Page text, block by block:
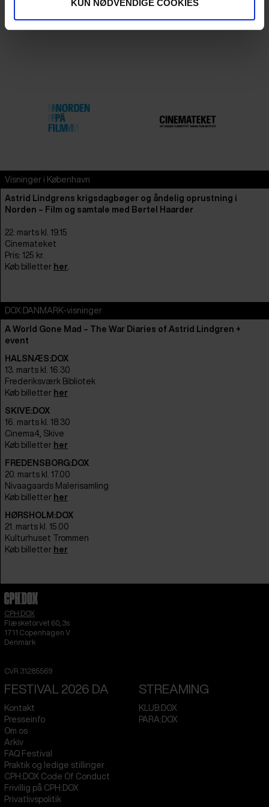
KUN NØDVENDIGE COOKIES
her.
Visninger i København
Astrid Lindgrens krigsdagbøger og åndelig oprustning i
Norden – Film og samtale med Bertel Haarder
22. marts kl. 19.15
Cinemateket
Pris: 125 kr.
Køb billetter her
DOX:DANMARK-visninger
A World Gone Mad – The War Diaries of Astrid Lindgren +
event
HALSNÆS:DOX
13. marts kl. 16.30
Frederiksværk Bibliotek
Køb billetter her
SKIVE:DOX
16. marts kl. 18.30
Cinema4, Skive
Køb billetter her
FREDENSBORG:DOX
20. marts kl. 17.00
Nivaagaards Malerisamling
Køb billetter her
HØRSHOLM:DOX
21. marts kl. 15.00
Kulturhuset Trommen
Køb billetter her
CPH:DOX
Flæsketorvet 60, 3s
1711 Copenhagen V
Denmark
CVR 31285569
FESTIVAL 2026 DA
Kontakt
Presseinfo
Om os
Arkiv
FAQ Festival
Praktik og ledige stillinger
CPH:DOX Code Of Conduct
Frivillig på CPH:DOX
Privatlivspolitik
STREAMING
KLUB:DOX
PARA:DOX